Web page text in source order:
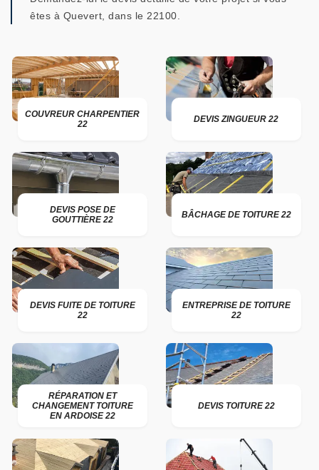
êtes à Quevert, dans le 22100.
COUVREUR CHARPENTIER
22
DEVIS ZINGUEUR 22
DEVIS POSE DE
GOUTTIÈRE 22
BÂCHAGE DE TOITURE 22
DEVIS FUITE DE TOITURE
22
ENTREPRISE DE TOITURE
22
RÉPARATION ET
CHANGEMENT TOITURE
EN ARDOISE 22
DEVIS TOITURE 22